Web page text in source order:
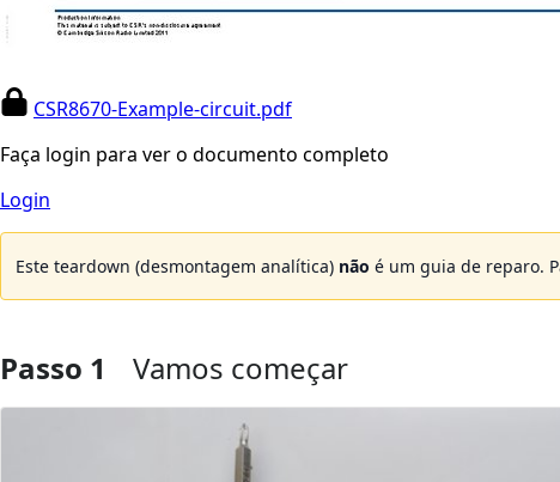
CSR8670-Example-circuit.pdf
Faça login para ver o documento completo
Login
Este teardown (desmontagem analítica) não é um guia de reparo.
Passo 1 Vamos começar